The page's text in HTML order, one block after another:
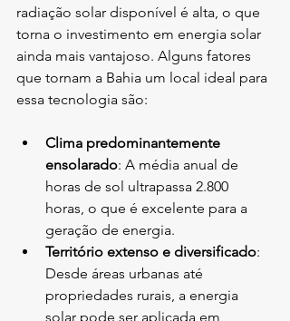
radiação solar disponível é alta, o que
torna o investimento em energia solar
ainda mais vantajoso. Alguns fatores
que tornam a Bahia um local ideal para
essa tecnologia são:
Clima predominantemente
ensolarado: A média anual de
horas de sol ultrapassa 2.800
horas, o que é excelente para a
geração de energia.
Território extenso e diversificado:
Desde áreas urbanas até
propriedades rurais, a energia
solar pode ser aplicada em